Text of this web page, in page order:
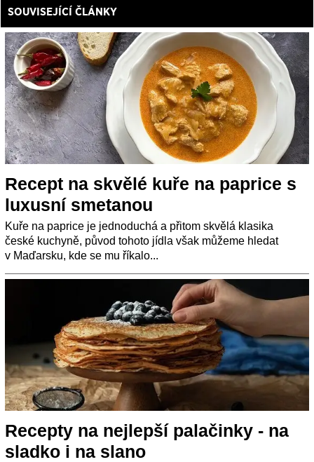
SOUVISEJÍCÍ ČLÁNKY
Recept na skvělé kuře na paprice s
luxusní smetanou
Kuře na paprice je jednoduchá a přitom skvělá klasika
české kuchyně, původ tohoto jídla však můžeme hledat
v Maďarsku, kde se mu říkalo...
Recepty na nejlepší palačinky - na
sladko i na slano